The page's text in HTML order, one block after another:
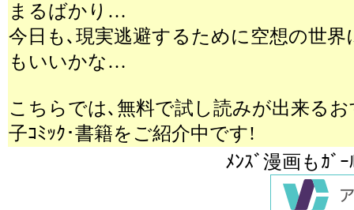
まるばかり…
今日も､現実逃避するために空想の世
もいいかな…
こちらでは､無料で試し読みが出来る
子ｺﾐｯｸ･書籍をご紹介中です!
ﾒﾝｽﾞ漫画もｶﾞ